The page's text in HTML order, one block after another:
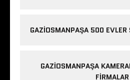
GAZIOSMANPAŞA 500
GAZIOSMANPAŞA
FIRMALAR